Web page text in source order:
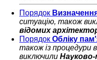
Порядок
ситуацію, також
відомих
Порядок Обліку
також із процедури
виключили